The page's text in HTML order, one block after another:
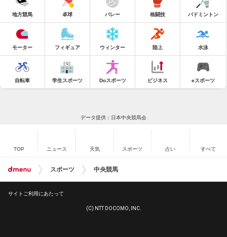
地方競馬 卓球 バレー 格闘技 バドミントン
モーター フィギュア ウィンター 陸上 水泳
自転車 学生スポーツ Doスポーツ ビジネス eスポーツ
データ提供：日本中央競馬会
TOP ニュース 天気 スポーツ 占い すべて
スポーツ 中央競馬
サイトご利用にあたって
(C) NTT DOCOMO, INC.